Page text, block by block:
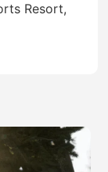
Resort,